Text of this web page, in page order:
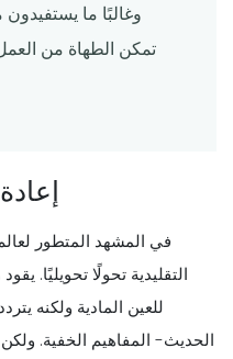
وغالبًا ما
تمكن الطهاة من
في المشهد المتطور
التقليدية تحولًا تحويليًا.
للعين المادية ولكنه
الحديث- المفاهيم الخفية.